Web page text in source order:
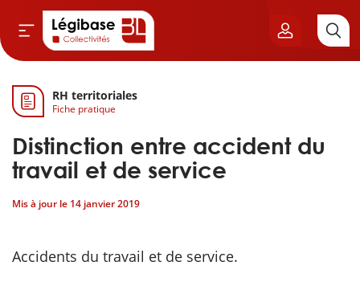
& Cimetières
& Élu local
& Finances locales
publique
RH territoriales
Fiche pratique
Distinction entre accident du
travail et de service
Mis à jour le 14 janvier 2019
Accidents du travail et de service.